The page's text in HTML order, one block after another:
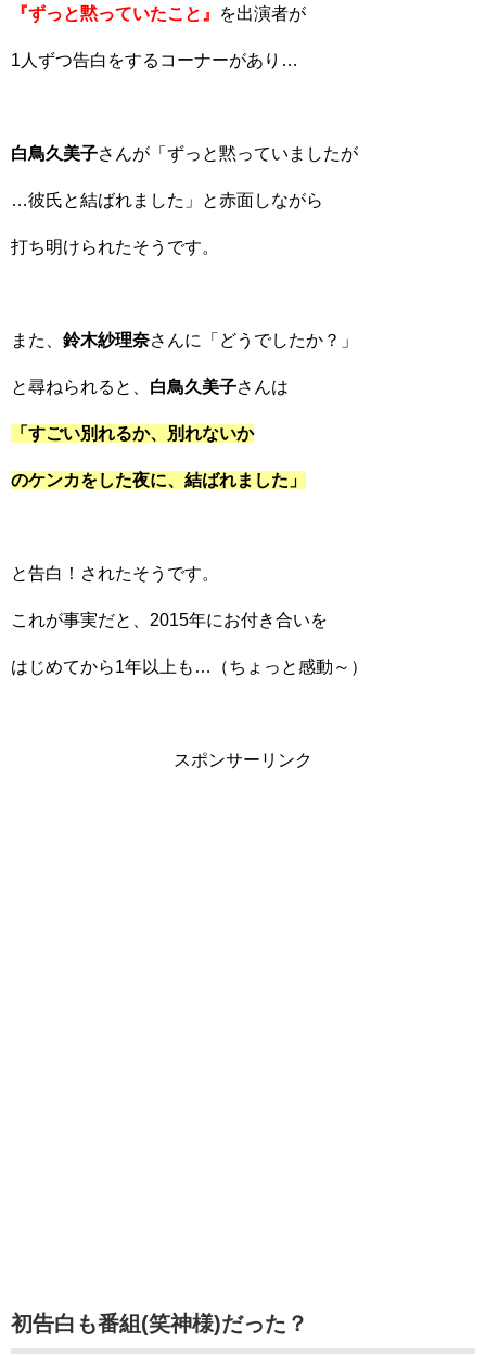
『ずっと黙っていたこと』 を出演者が
1人ずつ告白をするコーナーがあり…
白鳥久美子さんが「ずっと黙っていましたが
…彼氏と結ばれました」と赤面しながら
打ち明けられたそうです。
また、 鈴木紗理奈さんに「どうでしたか？」
と尋ねられると、 白鳥久美子さんは
「すごい別れるか、別れないか
のケンカをした夜に、結ばれました」
と告白！されたそうです。
これが事実だと、2015年にお付き合いを
はじめてから1年以上も…（ちょっと感動～）
スポンサーリンク
初告白も番組(笑神様)だった？